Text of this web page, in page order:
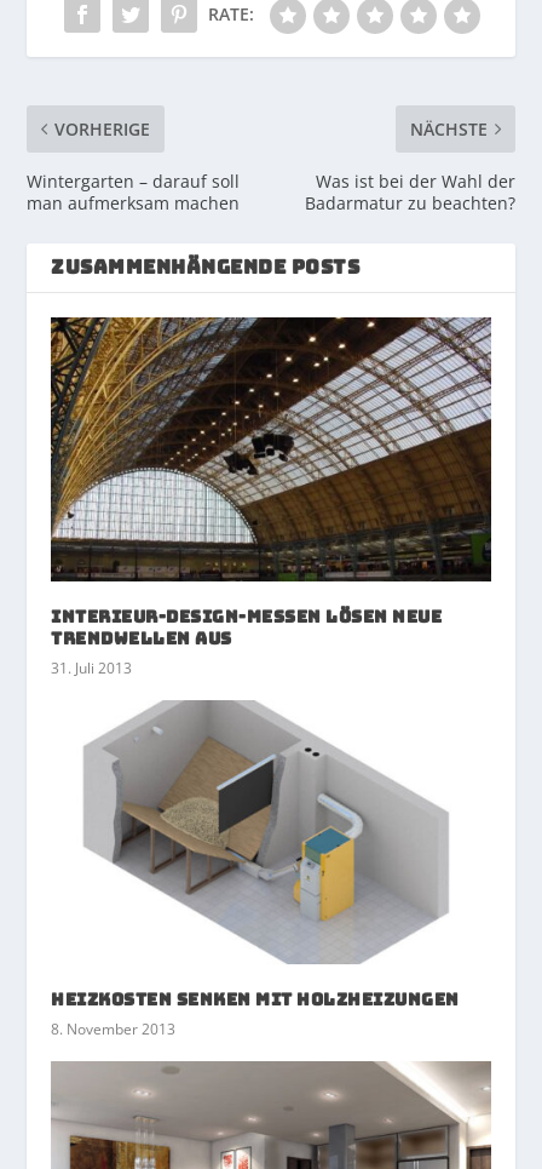
RATE:
VORHERIGE
Wintergarten – darauf soll
man aufmerksam machen
NÄCHSTE
Was ist bei der Wahl der
Badarmatur zu beachten?
ZUSAMMENHÄNGENDE POSTS
Interieur-Design-Messen lösen neue
Trendwellen aus
31. Juli 2013
Heizkosten senken mit Holzheizungen
8. November 2013